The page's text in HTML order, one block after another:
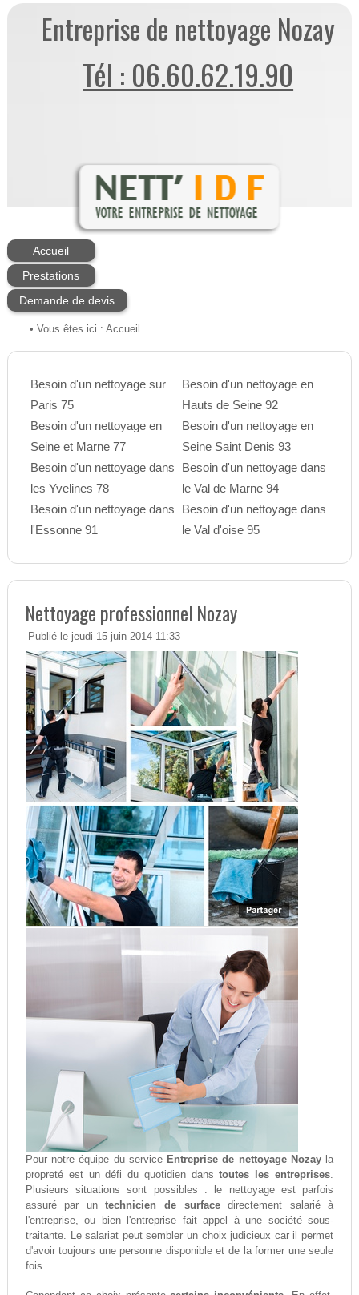
Entreprise de nettoyage Nozay
Tél : 06.60.62.19.90
Accueil
Prestations
Demande de devis
• Vous êtes ici : Accueil
Besoin d'un nettoyage sur
Paris 75
Besoin d'un nettoyage en
Seine et Marne 77
Besoin d'un nettoyage dans
les Yvelines 78
Besoin d'un nettoyage dans
l'Essonne 91
Besoin d'un nettoyage en
Hauts de Seine 92
Besoin d'un nettoyage en
Seine Saint Denis 93
Besoin d'un nettoyage dans
le Val de Marne 94
Besoin d'un nettoyage dans
le Val d'oise 95
Nettoyage professionnel Nozay
Publié le jeudi 15 juin 2014 11:33
Pour notre équipe du service Entreprise de nettoyage Nozayla
propreté est un défi du quotidien danstoutes les entreprises.
Plusieurs situations sont possibles : le nettoyage est parfois
assuré par untechnicien de surfacedirectement salarié à
l'entreprise, ou bien l'entreprise fait appel à une société sous-
traitante. Le salariat peut sembler un choix judicieux car il permet
d'avoir toujours une personne disponible et de la former une seule
fois.